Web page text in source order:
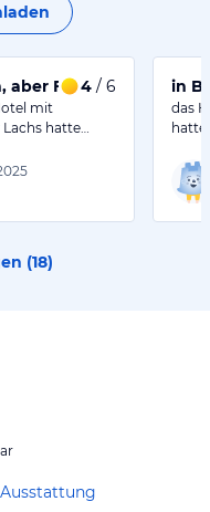
aber Frühstück
4 / 6
mit
hatte…
in
das
(18)